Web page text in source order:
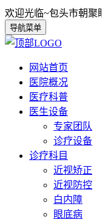
欢迎光临~包头市朝聚
导航菜单
网站首页
医院概况
医疗科普
医生设备
专家团队
诊疗设备
诊疗科目
近视矫正
近视防控
白内障
眼底病